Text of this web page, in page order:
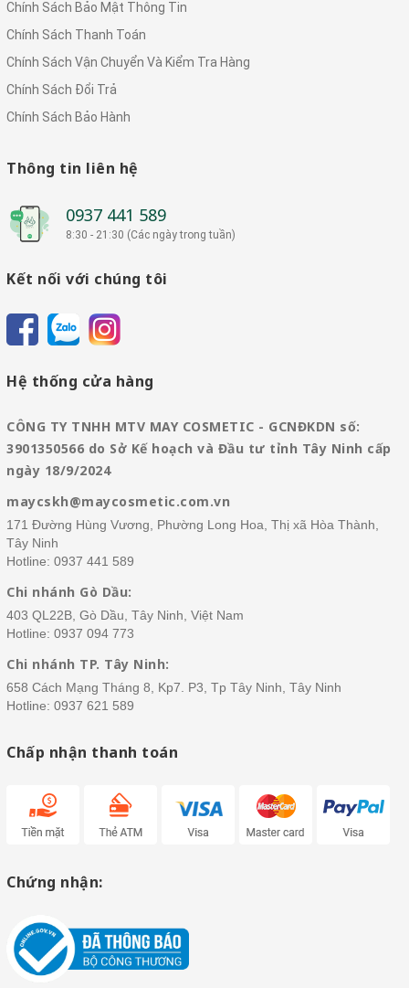
Chính Sách Bảo Mật Thông Tin
Chính Sách Thanh Toán
Chính Sách Vận Chuyển Và Kiểm Tra Hàng
Chính Sách Đổi Trả
Chính Sách Bảo Hành
Thông tin liên hệ
0937 441 589
8:30 - 21:30 (Các ngày trong tuần)
Kết nối với chúng tôi
Hệ thống cửa hàng
CÔNG TY TNHH MTV MAY COSMETIC - GCNĐKDN số:
3901350566 do Sở Kế hoạch và Đầu tư tỉnh Tây Ninh cấp
ngày 18/9/2024
maycskh@maycosmetic.com.vn
171 Đường Hùng Vương, Phường Long Hoa, Thị xã Hòa Thành,
Tây Ninh
Hotline: 0937 441 589
Chi nhánh Gò Dầu:
403 QL22B, Gò Dầu, Tây Ninh, Việt Nam
Hotline: 0937 094 773
Chi nhánh TP. Tây Ninh:
658 Cách Mạng Tháng 8, Kp7. P3, Tp Tây Ninh, Tây Ninh
Hotline: 0937 621 589
Chấp nhận thanh toán
Chứng nhận: